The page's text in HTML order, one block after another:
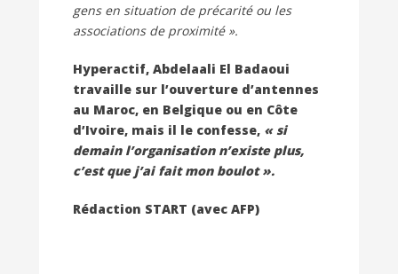
gens en situation de précarité ou les
associations de proximité ».
Hyperactif, Abdelaali El Badaoui
travaille sur l’ouverture d’antennes
au Maroc, en Belgique ou en Côte
d’Ivoire, mais il le confesse, « si
demain l’organisation n’existe plus,
c’est que j’ai fait mon boulot ».
Rédaction START (avec AFP)